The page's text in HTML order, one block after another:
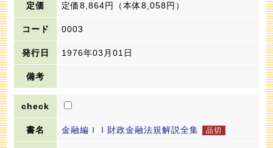
定価8,864円 （本体8,058円）
0003
1976年03月01日
金融編ＩＩ財政金融法規解説全集